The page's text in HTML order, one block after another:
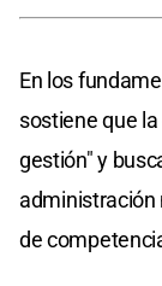
En los
sostiene que
gestión" y
administración
de